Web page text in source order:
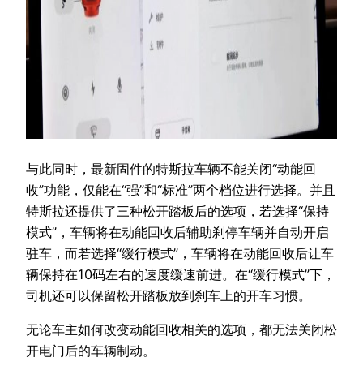
与此同时，最新固件的特斯拉车辆不能关闭“动能回
收”功能，仅能在“强”和“标准”两个档位进行选择。并且
特斯拉还提供了三种松开踏板后的选项，若选择“保持
模式”，车辆将在动能回收后辅助刹停车辆并自动开启
驻车，而若选择“缓行模式”，车辆将在动能回收后让车
辆保持在10码左右的速度缓速前进。在“缓行模式”下，
司机还可以保留松开踏板放到刹车上的开车习惯。
无论车主如何改变动能回收相关的选项，都无法关闭松
开电门后的车辆制动。